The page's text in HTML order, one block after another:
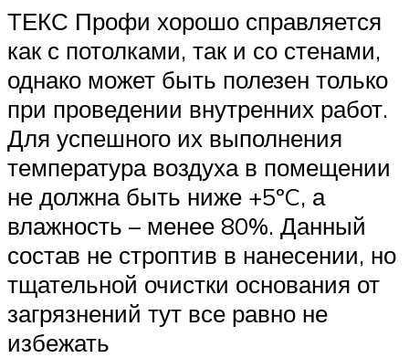
ТЕКС Профи хорошо справляется
как с потолками, так и со стенами,
однако может быть полезен только
при проведении внутренних работ.
Для успешного их выполнения
температура воздуха в помещении
не должна быть ниже +5ºC, а
влажность – менее 80%. Данный
состав не строптив в нанесении, но
тщательной очистки основания от
загрязнений тут все равно не
избежать